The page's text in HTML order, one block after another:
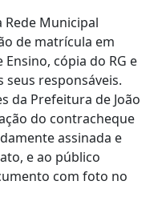
Rede Municipal
de matrícula em
cópia do RG e
seus responsáveis.
da Prefeitura de João
do contracheque
assinada e
e ao público
com foto no